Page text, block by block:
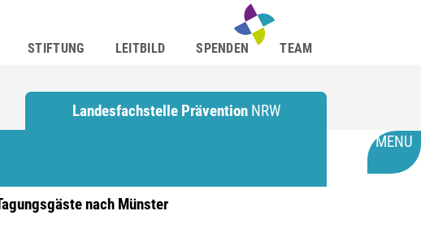
STIFTUNG LEITBILD SPENDEN TEAM
Landesfachstelle Prävention NRW
nach Münster
MENU